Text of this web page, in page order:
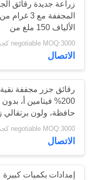
المصنع
مراقبة
الجودة
اتصل
أخبار
فتات
قمح خبز
الكامل
155
زراعة جديدة رقائق
المجففة مع 3 غرام من
الألياف 150 ملغ من
الصوديوم و 90
مثالية لتجارة وتصدير
الخدمات الغذائية
negotiable MOQ:3000 كجم
الاتصال
رقائق جزر مجففة
200% فيتامين أ،
حافظة، ولون برتقالي
- رقائق جزر مجففة
negotiable MOQ:3000 كجم
الاتصال
إمدادات بكميات كبيرة